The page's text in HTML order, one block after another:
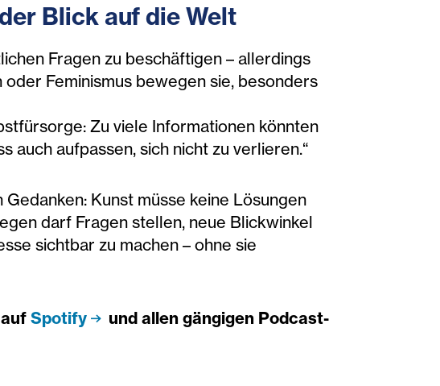
Blick auf die Welt
Fragen zu beschäftigen – allerdings
Feminismus bewegen sie, besonders
Zu viele Informationen könnten
auch aufpassen, sich nicht zu verlieren.“
Kunst müsse keine Lösungen
darf Fragen stellen, neue Blickwinkel
sichtbar zu machen – ohne sie
aufSpotify
und allen gängigen Podcast-